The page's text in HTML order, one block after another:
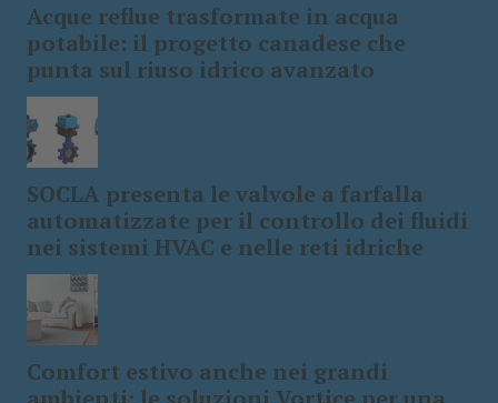
Acque reflue trasformate in acqua
potabile: il progetto canadese che
punta sul riuso idrico avanzato
SOCLA presenta le valvole a farfalla
automatizzate per il controllo dei fluidi
nei sistemi HVAC e nelle reti idriche
Comfort estivo anche nei grandi